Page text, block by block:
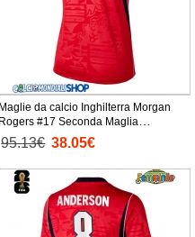
Maglie da calcio Inghilterra Morgan
Rogers #17 Seconda Maglia
95.13€ 38.05€